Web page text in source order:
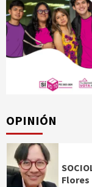
OPINIÓN
Flores